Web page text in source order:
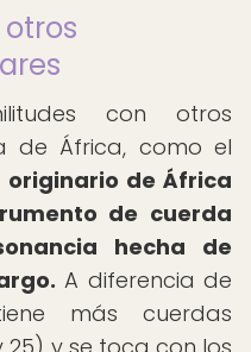
con otros
de África, como el
originario de África
de cuerda
hecha de
A diferencia de
más cuerdas